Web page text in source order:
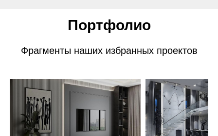
Портфолио
Фрагменты наших избранных проектов